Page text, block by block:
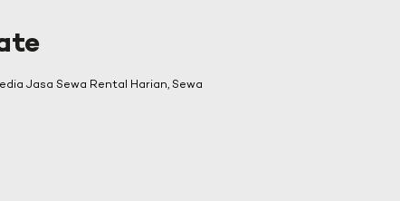
Jasa Sewa Rental Harian, Sewa